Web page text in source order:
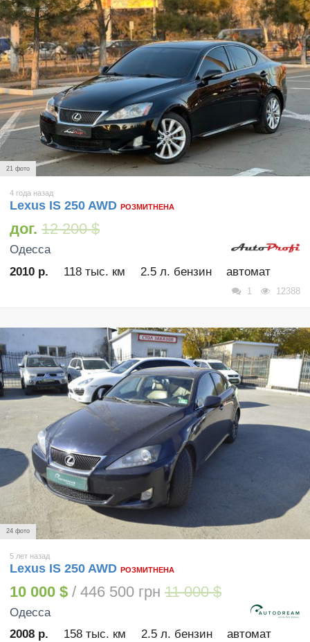
21 фото
4 года назад
Lexus IS 250 AWD РОЗМИТНЕНА
дог. 12 200 $
Одесса
2010 р.
118 тыс. км 2.5 л. бензин автомат
1 12388
24 фото
5 лет назад
Lexus IS 250 AWD РОЗМИТНЕНА
10 000 $ / 446 500 грн 11 000 $
Одесса
2008 р.
158 тыс. км 2.5 л. бензин автомат